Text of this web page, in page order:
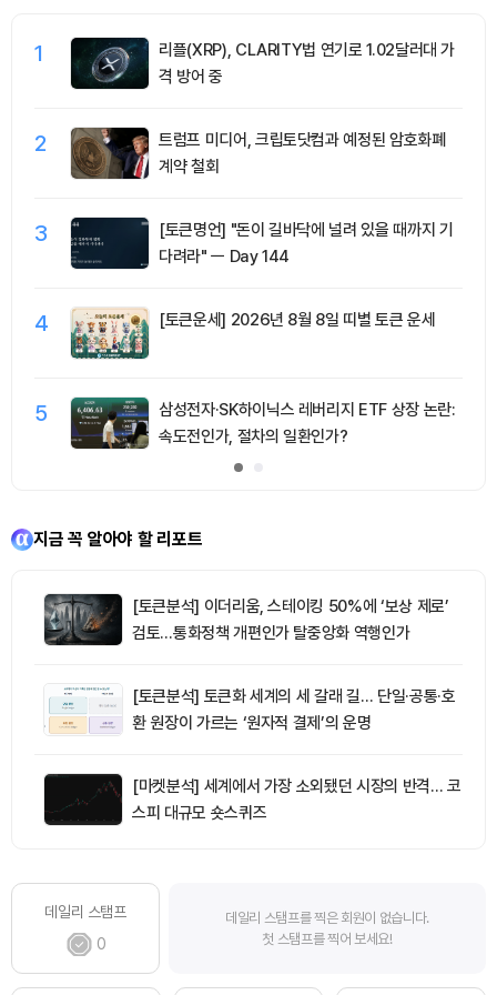
1
리플(XRP), CLARITY법 연기로 1.02달러대 가
격 방어 중
2
트럼프 미디어, 크립토닷컴과 예정된 암호화폐
계약 철회
3
[토큰명언] "돈이 길바닥에 널려 있을 때까지 기
다려라" ㅡ Day 144
4 [토큰운세] 2026년 8월 8일 띠별 토큰 운세
5
삼성전자·SK하이닉스 레버리지 ETF 상장 논란:
속도전인가, 절차의 일환인가?
지금 꼭 알아야 할 리포트
[토큰분석] 이더리움, 스테이킹 50%에 ‘보상 제로’
검토…통화정책 개편인가 탈중앙화 역행인가
[토큰분석] 토큰화 세계의 세 갈래 길… 단일·공통·호
환 원장이 가르는 ‘원자적 결제’의 운명
[마켓분석] 세계에서 가장 소외됐던 시장의 반격… 코
스피 대규모 숏스퀴즈
데일리 스탬프
0
데일리 스탬프를 찍은 회원이 없습니다.
첫 스탬프를 찍어 보세요!